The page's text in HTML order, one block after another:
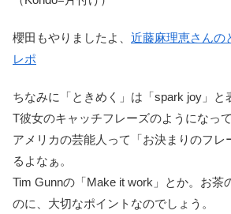
櫻田もやりましたよ、 近藤麻理恵さんの
レポ
ちなみに「ときめく」は「spark joy」と
T彼女のキャッチフレーズのようになって
アメリカの芸能人って「お決まりのフレ
るよなぁ。
Tim Gunnの「Make it work」とか。お茶
のに、大切なポイントなのでしょう。